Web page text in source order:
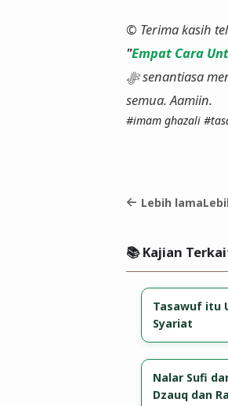
© Terima kasih
"Empat Cara
ﷻ senantiasa menganugerahkan ilmu yang bermanfaat, taufiq, dan hidayah kepada kita
semua. Aamiin.
#imam ghazali
Lebih lama
📚 Kajian
Tasawuf itu
Syariat
Nalar Sufi
Dzauq dan